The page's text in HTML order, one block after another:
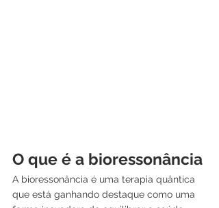
O que é a bioressonância
A bioressonância é uma terapia quântica
que está ganhando destaque como uma